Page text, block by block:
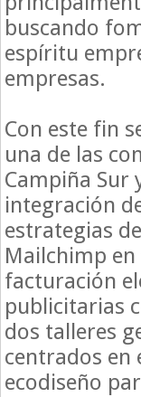
buscando
espíritu
empresas.
Con este fin
una de las
Campiña Sur
integración
estrategias
Mailchimp
facturación
publicitarias
dos talleres
centrados en
ecodiseño